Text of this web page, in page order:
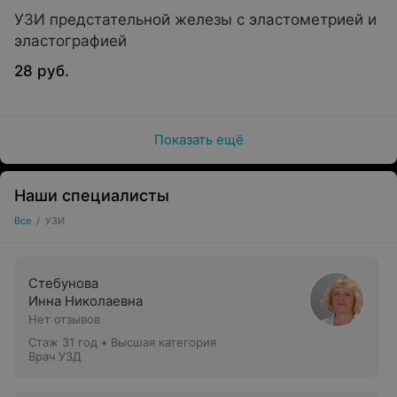
В нашем центре можно пройти следующие виды
ультразвукового исследования:
УЗИ щитовидной железы
УЗИ молочных желез
УЗИ органов малого таза
УЗИ слюнных желез
УЗИ суставов
УЗИ нервных стволов
УЗИ предстательной железы с эластометрией и
эластографией
28 руб.
Показать ещё
Наши специалисты
Все / УЗИ
Стебунова
Инна Николаевна
Нет отзывов
Стаж 31 год • Высшая категория
Врач УЗД